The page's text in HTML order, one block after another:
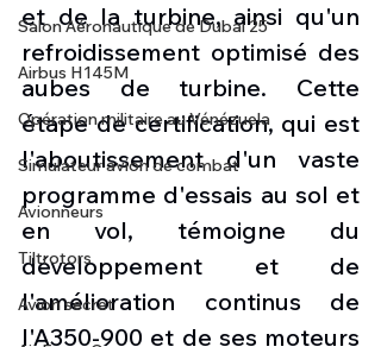
Salon Aéronautique de Dubaï 25
Airbus H145M
Opération militaire au Vénézuela
Simulateur avion de combat
Avionneurs
Tiltrotors
Avion secret
et de la turbine, ainsi qu'un
refroidissement optimisé des
aubes de turbine. Cette
étape de certification, qui est
l'aboutissement d'un vaste
programme d'essais au sol et
en vol, témoigne du
développement et de
l'amélioration continus de
l'A350-900 et de ses moteurs